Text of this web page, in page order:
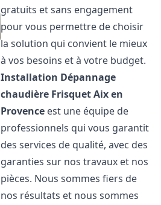
gratuits et sans engagement
pour vous permettre de choisir
la solution qui convient le mieux
à vos besoins et à votre budget.
Installation Dépannage
chaudière FrisquetAix en
Provence est une équipe de
professionnels qui vous garantit
des services de qualité, avec des
garanties sur nos travaux et nos
pièces. Nous sommes fiers de
nos résultats et nous sommes